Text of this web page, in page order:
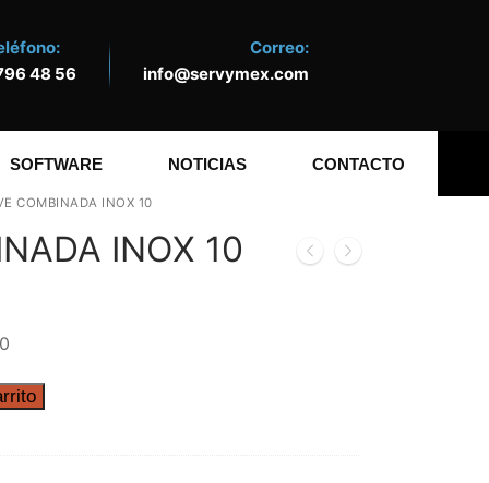
48 56
Correo:
info@servymex.com
SOFTWARE NOTICIAS CONTACTO
COMBINADA INOX 10
INOX 10